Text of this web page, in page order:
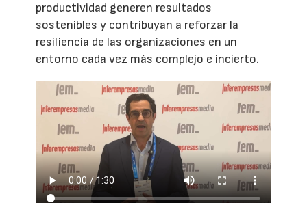
productividad generen resultados
sostenibles y contribuyan a reforzar la
resiliencia de las organizaciones en un
entorno cada vez más complejo e incierto.